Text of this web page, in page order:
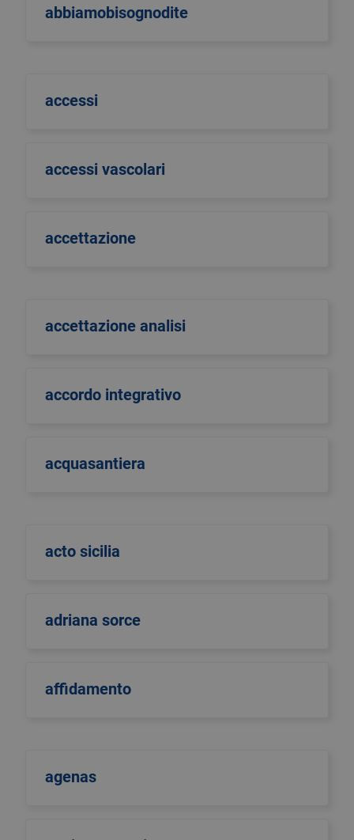
abbiamobisognodite
accessi
accessi vascolari
accettazione
accettazione analisi
accordo integrativo
acquasantiera
acto sicilia
adriana sorce
affidamento
agenas